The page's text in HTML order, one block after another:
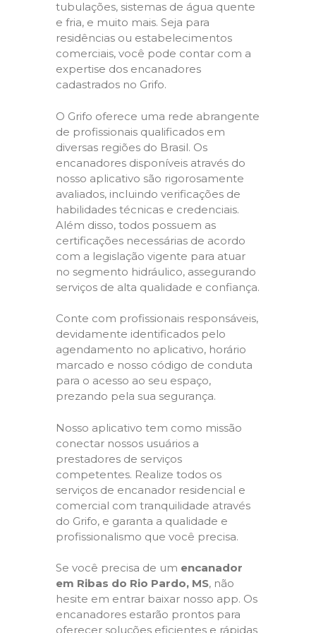
tubulações, sistemas de água quente
e fria, e muito mais. Seja para
residências ou estabelecimentos
comerciais, você pode contar com a
expertise dos encanadores
cadastrados no Grifo.
O Grifo oferece uma rede abrangente
de profissionais qualificados em
diversas regiões do Brasil. Os
encanadores disponíveis através do
nosso aplicativo são rigorosamente
avaliados, incluindo verificações de
habilidades técnicas e credenciais.
Além disso, todos possuem as
certificações necessárias de acordo
com a legislação vigente para atuar
no segmento hidráulico, assegurando
serviços de alta qualidade e confiança.
Conte com profissionais responsáveis,
devidamente identificados pelo
agendamento no aplicativo, horário
marcado e nosso código de conduta
para o acesso ao seu espaço,
prezando pela sua segurança.
Nosso aplicativo tem como missão
conectar nossos usuários a
prestadores de serviços
competentes. Realize todos os
serviços de encanador residencial e
comercial com tranquilidade através
do Grifo, e garanta a qualidade e
profissionalismo que você precisa.
Se você precisa de um encanador
em Ribas do Rio Pardo, MS, não
hesite em entrar baixar nosso app. Os
encanadores estarão prontos para
oferecer soluções eficientes e rápidas